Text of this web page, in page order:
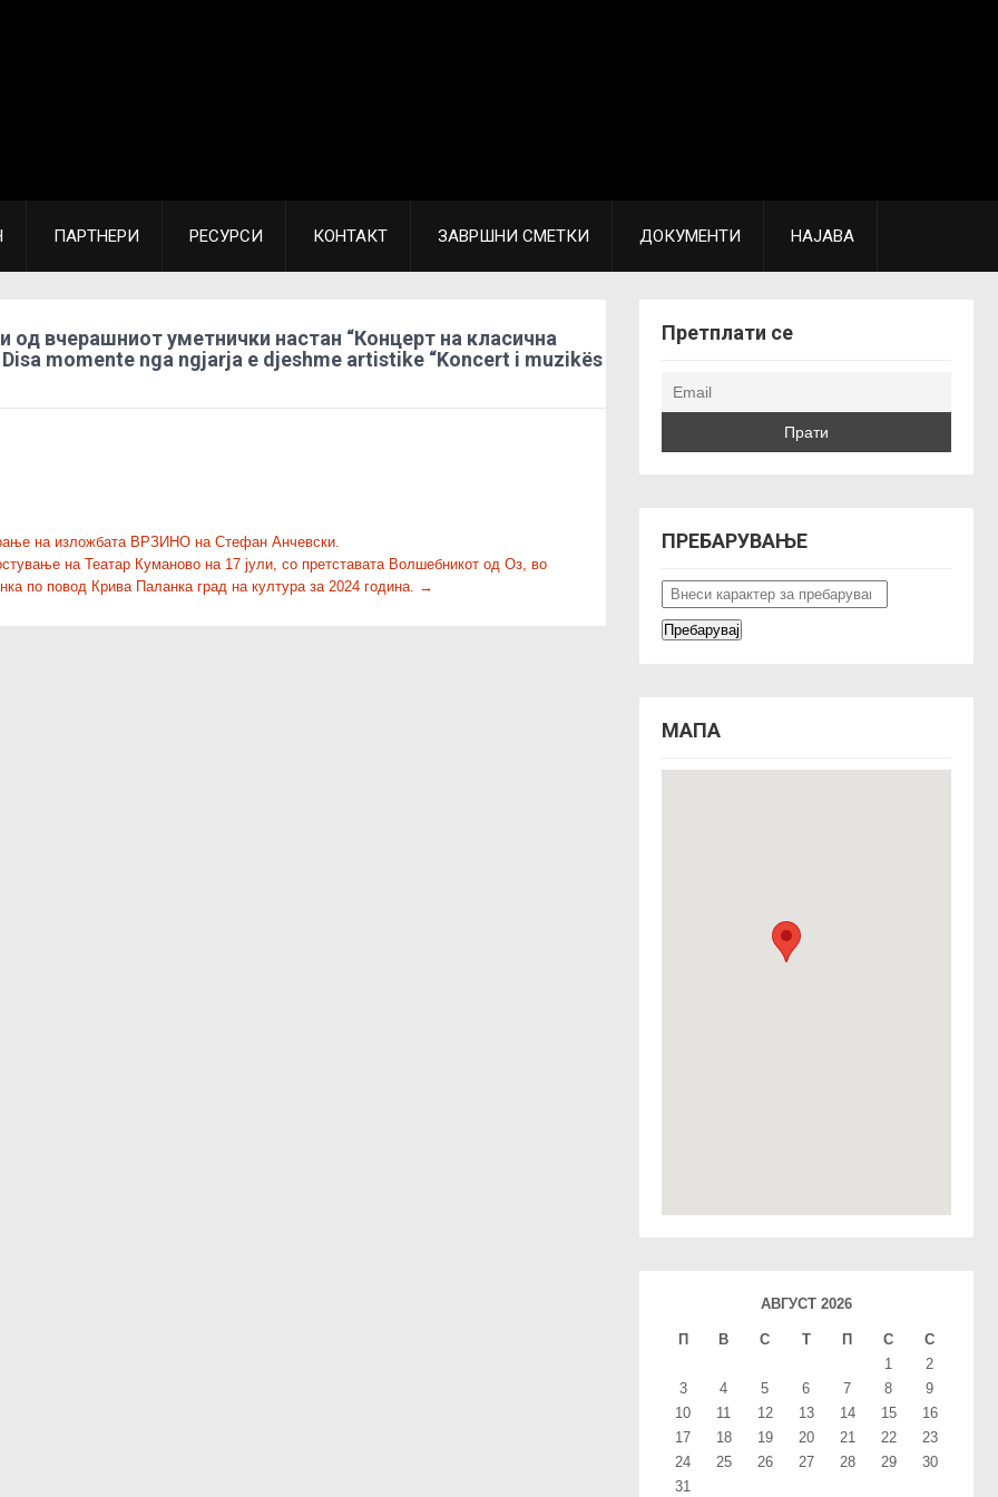
ПАРТНЕРИ РЕСУРСИ КОНТАКТ ЗАВРШНИ СМЕТКИ ДОКУМЕНТИ НАЈАВА
од вчерашниот уметнички настан “Концерт на класична
Disa momente nga ngjarja e djeshme artistike “Koncert i muzikës
на изложбата ВРЗИНО на Стефан Анчевски.
на Театар Куманово на 17 јули, со претставата Волшебникот од Оз, во
по повод Крива Паланка град на култура за 2024 година. →
Претплати се
ПРЕБАРУВАЊЕ
МАПА
АВГУСТ 2026
П В С T П С
С
1
2
3
4 5 6 7 8
9
10
11 12 13 14 15
16
17
18 19 20 21 22
23
24
25 26 27 28 29
30
31